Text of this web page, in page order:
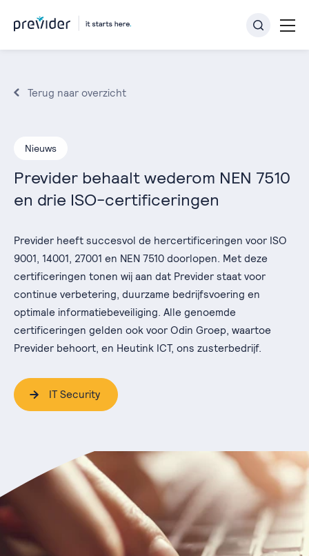
Terug naar overzicht
Nieuws
Previder behaalt wederom NEN 7510
en drie ISO-certificeringen
Previder heeft succesvol de hercertificeringen voor ISO
9001, 14001, 27001 en NEN 7510 doorlopen. Met deze
certificeringen tonen wij aan dat Previder staat voor
continue verbetering, duurzame bedrijfsvoering en
optimale informatiebeveiliging. Alle genoemde
certificeringen gelden ook voor Odin Groep, waartoe
Previder behoort, en Heutink ICT, ons zusterbedrijf.
IT Security